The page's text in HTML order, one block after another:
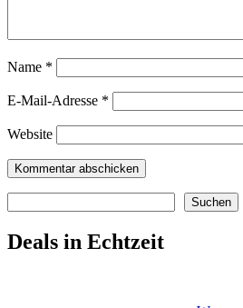
Name *
E-Mail-Adresse *
Website
Suchen
Deals in Echtzeit